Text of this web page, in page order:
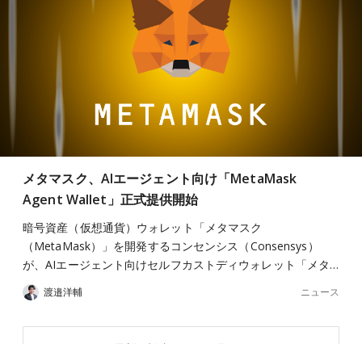
メタマスク、AIエージェント向け「MetaMask
Agent Wallet」正式提供開始
暗号資産（仮想通貨）ウォレット「メタマスク
（MetaMask）」を開発するコンセンシス（Consensys）
が、AIエージェント向けセルフカストディウォレット「メタ…
渡邉洋輔 ニュース